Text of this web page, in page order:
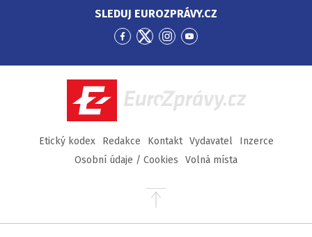
SLEDUJ EUROZPRÁVY.CZ
Přejít
Facebook
Přejít
Twitter
Přejít
Instagram
Přejít
YouTube
EuroZprávy.cz
Etický kodex Redakce Kontakt Vydavatel
Inzerce
Osobní údaje / Cookies
Volná místa
Přejít
stránky